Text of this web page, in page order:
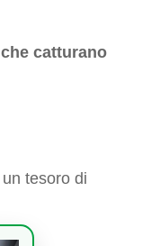
catturano
tesoro di